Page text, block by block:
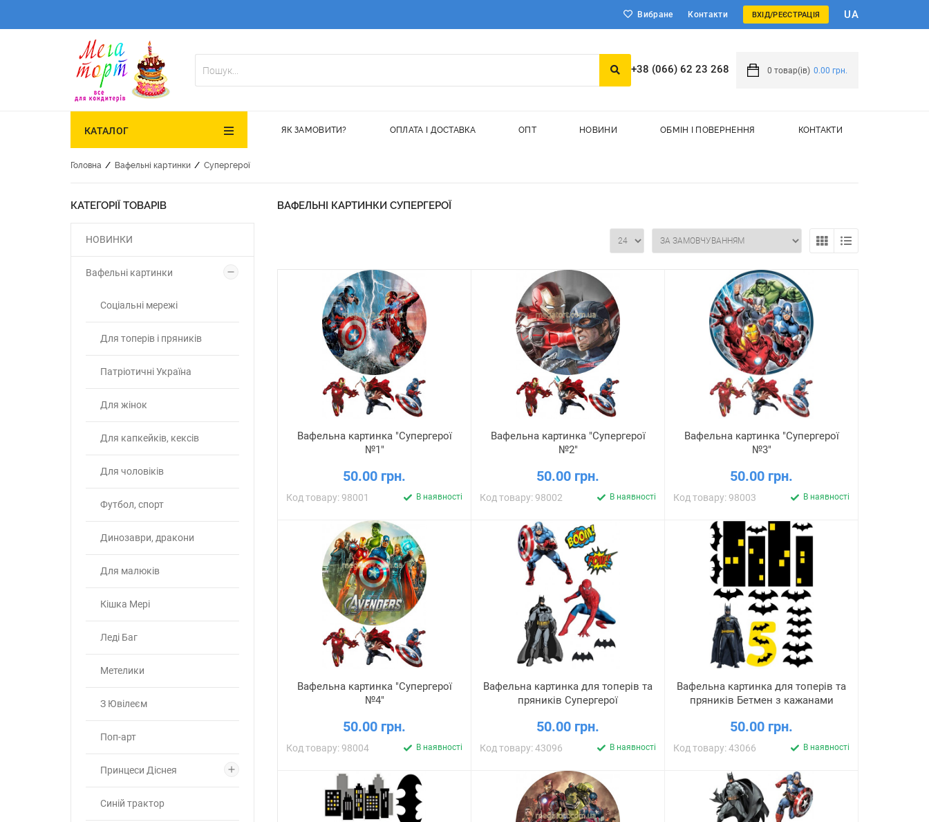
Вибране Контакти ВХІД/РЕЄСТРАЦІЯ UA
+38 (066) 62 23 268 0 товар(ів) 0.00 грн.
КАТАЛОГ ЯК ЗАМОВИТИ? ОПЛАТА І ДОСТАВКА ОПТ НОВИНИ ОБМІН І ПОВЕРНЕННЯ КОНТАКТИ
Головна / Вафельні картинки / Супергерої
КАТЕГОРІЇ ТОВАРІВ
НОВИНКИ
Вафельні картинки
Соціальні мережі
Для топерів і пряників
Патріотичні Україна
Для жінок
Для капкейків, кексів
Для чоловіків
Футбол, спорт
Динозаври, дракони
Для малюків
Кішка Мері
Леді Баг
Метелики
З Ювілеєм
Поп-арт
Принцеси Діснея
Синій трактор
ВАФЕЛЬНІ КАРТИНКИ СУПЕРГЕРОЇ
Вафельна картинка "Супергерої
№1"
50.00 грн.
Код товару: 98001 В наявності
Вафельна картинка "Супергерої
№2"
50.00 грн.
Код товару: 98002 В наявності
Вафельна картинка "Супергерої
№3"
50.00 грн.
Код товару: 98003 В наявності
Вафельна картинка "Супергерої
№4"
50.00 грн.
Код товару: 98004 В наявності
Вафельна картинка для топерів та
пряників Супергерої
50.00 грн.
Код товару: 43096 В наявності
Вафельна картинка для топерів та
пряників Бетмен з кажанами
50.00 грн.
Код товару: 43066 В наявності